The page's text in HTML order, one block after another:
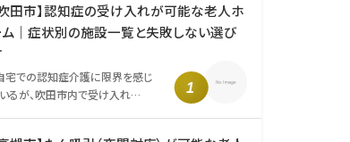
吹田市】認知症の受け入れが可能な老人ホ
｜症状別の施設一覧と失敗しない選び
宅での認知症介護に限界を感じ
るが、吹田市内で受け入れ…